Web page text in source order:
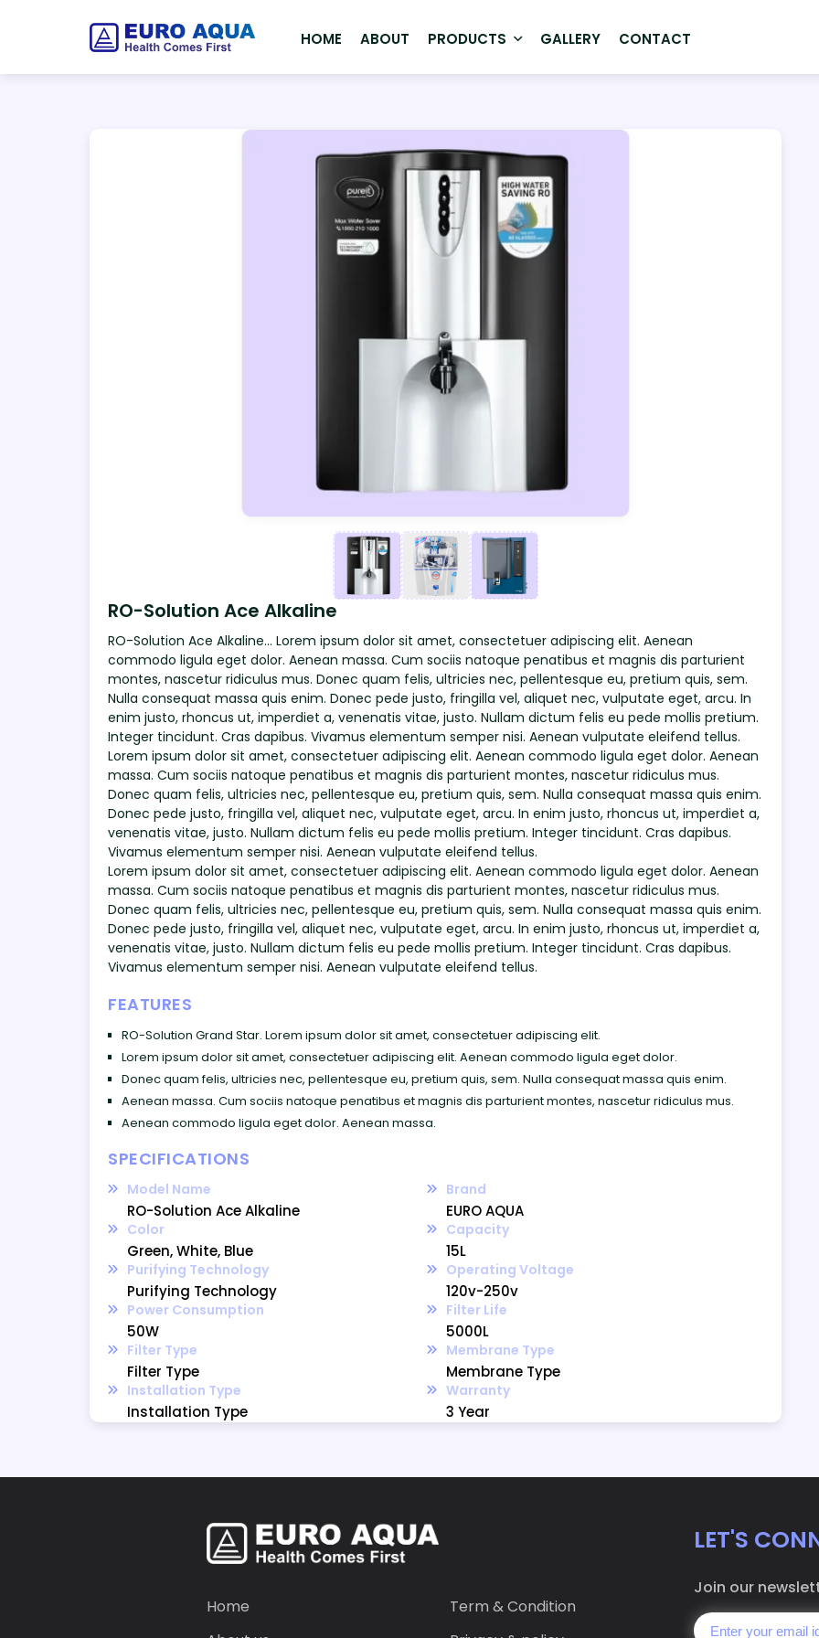
HOME ABOUT PRODUCTS GALLERY CONTACT
RO-Solution Ace Alkaline
RO-Solution Ace Alkaline... Lorem ipsum dolor sit amet, consectetuer adipiscing elit. Aenean
commodo ligula eget dolor. Aenean massa. Cum sociis natoque penatibus et magnis dis parturient
montes, nascetur ridiculus mus. Donec quam felis, ultricies nec, pellentesque eu, pretium quis, sem.
Nulla consequat massa quis enim. Donec pede justo, fringilla vel, aliquet nec, vulputate eget, arcu. In
enim justo, rhoncus ut, imperdiet a, venenatis vitae, justo. Nullam dictum felis eu pede mollis pretium.
Integer tincidunt. Cras dapibus. Vivamus elementum semper nisi. Aenean vulputate eleifend tellus.
Lorem ipsum dolor sit amet, consectetuer adipiscing elit. Aenean commodo ligula eget dolor. Aenean
massa. Cum sociis natoque penatibus et magnis dis parturient montes, nascetur ridiculus mus.
Donec quam felis, ultricies nec, pellentesque eu, pretium quis, sem. Nulla consequat massa quis enim.
Donec pede justo, fringilla vel, aliquet nec, vulputate eget, arcu. In enim justo, rhoncus ut, imperdiet a,
venenatis vitae, justo. Nullam dictum felis eu pede mollis pretium. Integer tincidunt. Cras dapibus.
Vivamus elementum semper nisi. Aenean vulputate eleifend tellus.
Lorem ipsum dolor sit amet, consectetuer adipiscing elit. Aenean commodo ligula eget dolor. Aenean
massa. Cum sociis natoque penatibus et magnis dis parturient montes, nascetur ridiculus mus.
Donec quam felis, ultricies nec, pellentesque eu, pretium quis, sem. Nulla consequat massa quis enim.
Donec pede justo, fringilla vel, aliquet nec, vulputate eget, arcu. In enim justo, rhoncus ut, imperdiet a,
venenatis vitae, justo. Nullam dictum felis eu pede mollis pretium. Integer tincidunt. Cras dapibus.
Vivamus elementum semper nisi. Aenean vulputate eleifend tellus.
FEATURES
RO-Solution Grand Star. Lorem ipsum dolor sit amet, consectetuer adipiscing elit.
Lorem ipsum dolor sit amet, consectetuer adipiscing elit. Aenean commodo ligula eget dolor.
Donec quam felis, ultricies nec, pellentesque eu, pretium quis, sem. Nulla consequat massa quis enim.
Aenean massa. Cum sociis natoque penatibus et magnis dis parturient montes, nascetur ridiculus mus.
Aenean commodo ligula eget dolor. Aenean massa.
SPECIFICATIONS
Model Name
RO-Solution Ace Alkaline
Brand
EURO AQUA
Color
Green, White, Blue
Capacity
15L
Purifying Technology
Purifying Technology
Operating Voltage
120v-250v
Power Consumption
50W
Filter Life
5000L
Filter Type
Filter Type
Membrane Type
Membrane Type
Installation Type
Installation Type
Warranty
3 Year
Home
Term & Condition
LET'S
Join our